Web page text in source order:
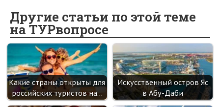
o
o
k
o
kl
as
sn
ik
i
er dI
n
es
t
a
m
Другие статьи по этой теме
на ТУРвопросе
Какие страны открыты для
российских туристов на…
Искусственный остров Яс
в Абу-Даби